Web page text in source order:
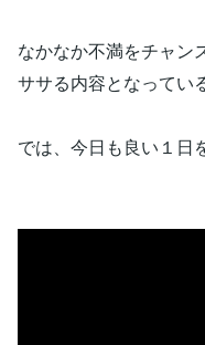
なかなか不満をチャン
ササる内容となってい
では、今日も良い１日